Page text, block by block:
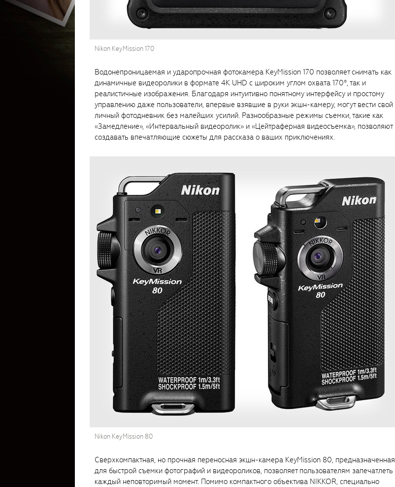
Nikon KeyMission 170
Водонепроницаемая и ударопрочная фотокамера KeyMission 170 позволяет снимать как
динамичные видеоролики в формате 4K UHD с широким углом охвата 170°, так и
реалистичные изображения. Благодаря интуитивно понятному интерфейсу и простому
управлению даже пользователи, впервые взявшие в руки экшн-камеру, могут вести свой
личный фотодневник без малейших усилий. Разнообразные режимы съемки, такие как
«Замедление», «Интервальный видеоролик» и «Цейтраферная видеосъемка», позволяют
создавать впечатляющие сюжеты для рассказа о ваших приключениях.
Nikon KeyMission 80
Сверхкомпактная, но прочная переносная экшн-камера KeyMission 80, предназначенная
для быстрой съемки фотографий и видеороликов, позволяет пользователям запечатлеть
каждый неповторимый момент. Помимо компактного объектива NIKKOR, специально